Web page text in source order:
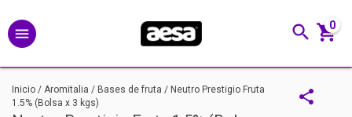
0
Inicio / Aromitalia / Bases de fruta / Neutro Prestigio Fruta
1.5% (Bolsa x 3 kgs)